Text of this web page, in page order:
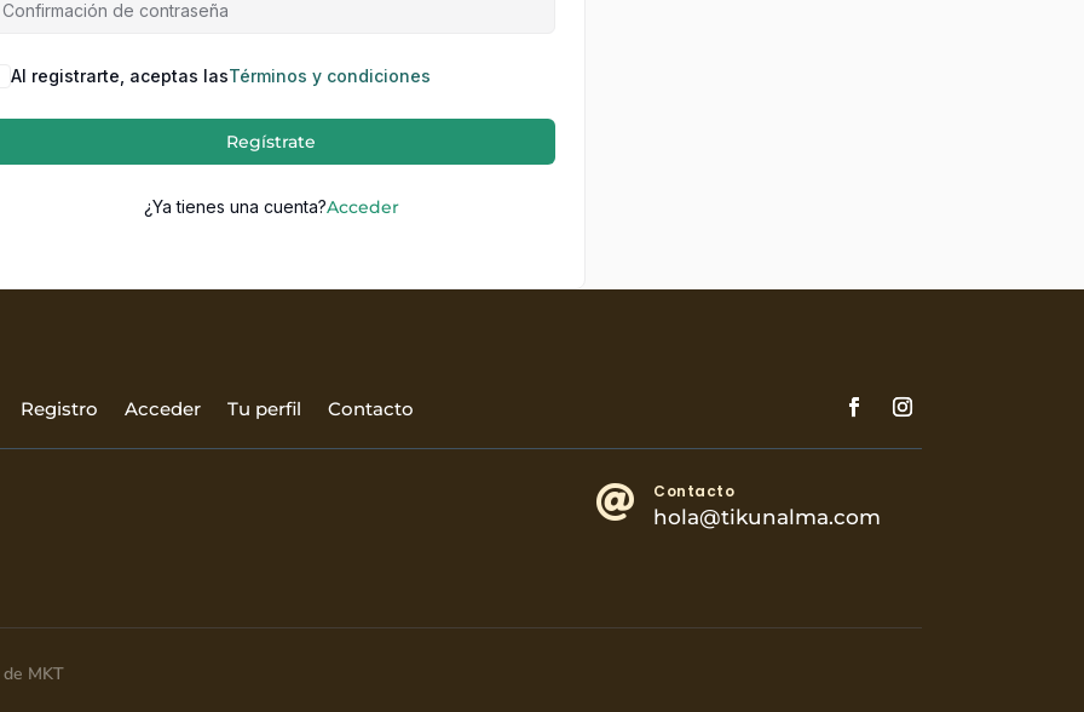
Al registrarte, aceptas lasTérminos y condiciones
Regístrate
¿Ya tienes una cuenta?Acceder
Registro Acceder Tu perfil Contacto
 Contacto
hola@tikunalma.com
MKT